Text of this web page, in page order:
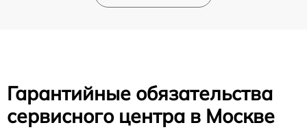
Гарантийные обязательства
сервисного центра в Москве